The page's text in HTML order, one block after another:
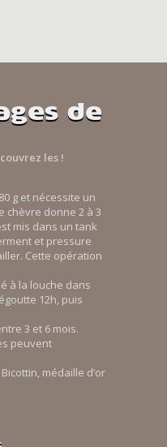
de
les !
g et nécessite un
chèvre donne 2 à 3
mis dans un tank
et pressure
Cette opération
à la louche dans
12h, puis
3 et 6 mois.
peuvent
médaille d’or